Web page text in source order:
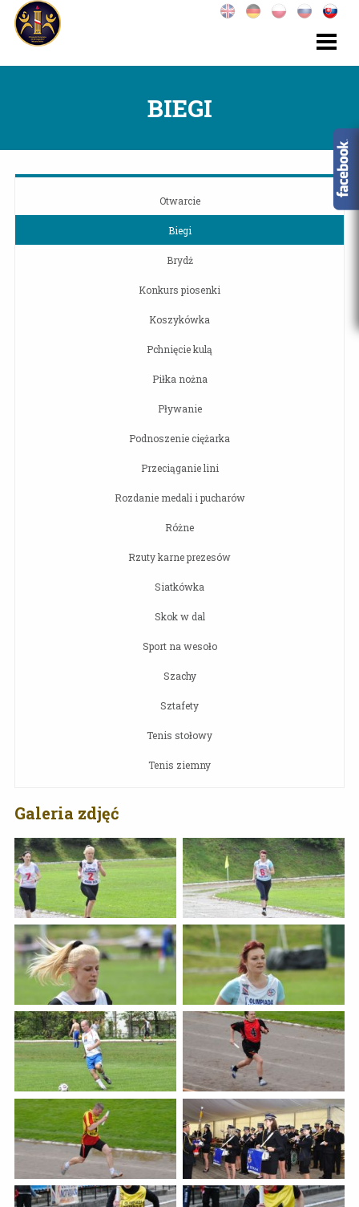
BIEGI
Otwarcie
Biegi
Brydż
Konkurs piosenki
Koszykówka
Pchnięcie kulą
Piłka nożna
Pływanie
Podnoszenie ciężarka
Przeciąganie lini
Rozdanie medali i pucharów
Różne
Rzuty karne prezesów
Siatkówka
Skok w dal
Sport na wesoło
Szachy
Sztafety
Tenis stołowy
Tenis ziemny
Galeria zdjęć